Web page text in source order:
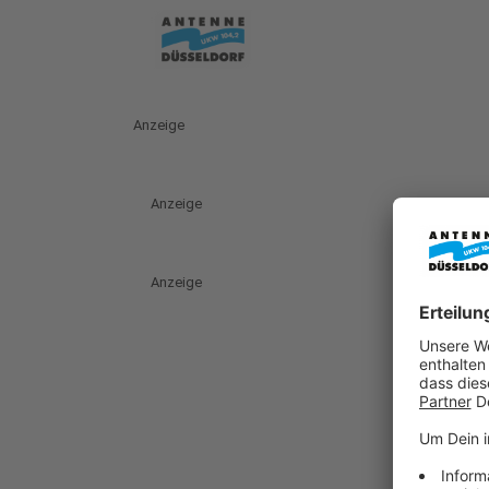
Anzeige
Anzeige
Anzeige